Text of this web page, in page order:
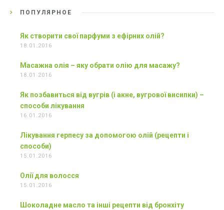
ПОПУЛЯРНОЕ
Як створити свої парфуми з ефірних олій?
18.01.2016
Масажна олія – яку обрати олію для масажу?
18.01.2016
Як позбавиться від вугрів (і акне, вугрової висипки) –
способи лікування
16.01.2016
Лікування герпесу за допомогою олій (рецепти і
способи)
15.01.2016
Олії для волосся
15.01.2016
Шоколадне масло та інші рецепти від бронхіту